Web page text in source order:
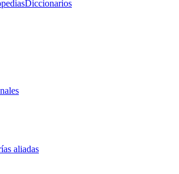
Diccionarios
aliadas